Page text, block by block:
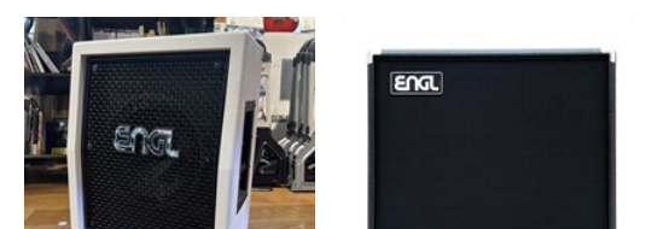
キーボード
DJ機器